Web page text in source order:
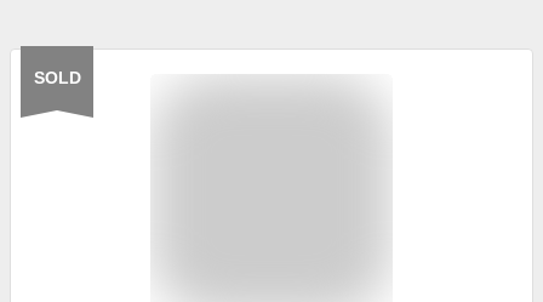
SOLD